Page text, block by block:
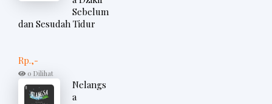
Sebelum
dan Sesudah Tidur
Rp.,-
0 Dilihat
Nelangs
a